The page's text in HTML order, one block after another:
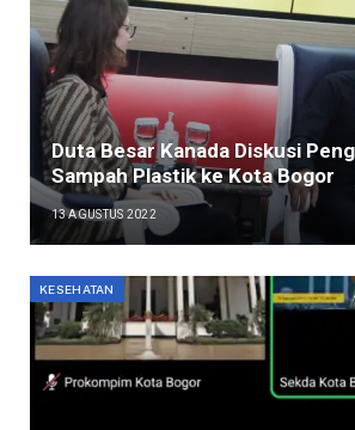
Duta Besar Kanada Diskusi
Sampah Plastik ke Kota Bogor
13 AGUSTUS 2022
KESEHATAN